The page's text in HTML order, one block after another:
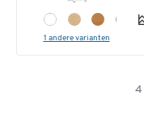
1 andere varianten
4